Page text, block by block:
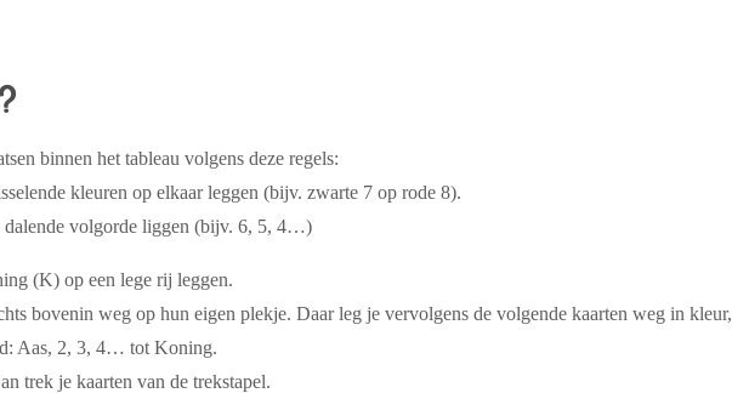
binnen het tableau volgens deze regels:
kleuren op elkaar leggen (bijv. zwarte 7 op rode 8).
dalende volgorde liggen (bijv. 6, 5, 4…)
(K) op een lege rij leggen.
bovenin weg op hun eigen plekje. Daar leg je vervolgens de volgende kaarten weg in
: Aas, 2, 3, 4… tot Koning.
trek je kaarten van de trekstapel.